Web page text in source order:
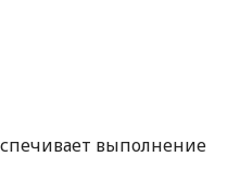
выполнение